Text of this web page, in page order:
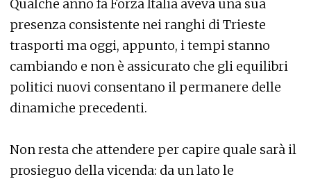
Qualche anno fa Forza Italia aveva una sua
presenza consistente nei ranghi di Trieste
trasporti ma oggi, appunto, i tempi stanno
cambiando e non è assicurato che gli equilibri
politici nuovi consentano il permanere delle
dinamiche precedenti.
Non resta che attendere per capire quale sarà il
prosieguo della vicenda: da un lato le